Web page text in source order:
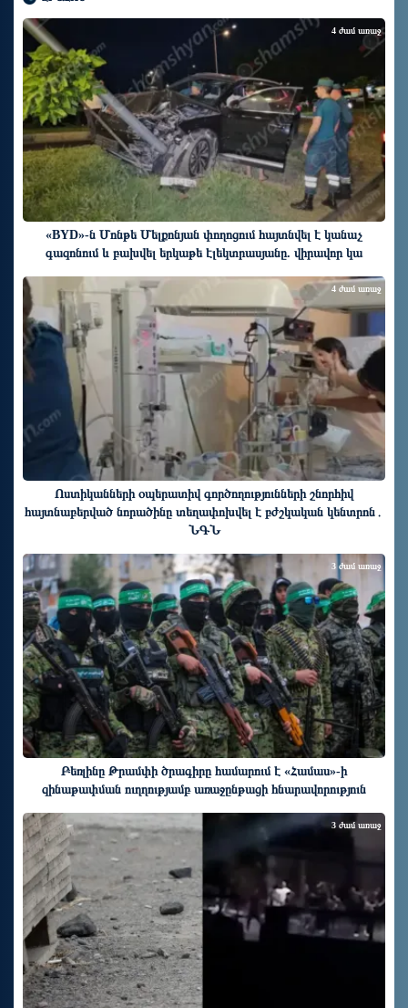
«BYD»-ն Մոնթե Մելքոնյան փողոցում հայտնվել է կանաչ
գազոնում և բախվել երկաթե էլեկտրասյանը. վիրավոր կա
4 ժամ առաջ
Ոստիկանների օպերատիվ գործողությունների շնորհիվ
հայտնաբերված նորածինը տեղափոխվել է բժշկական կենտրոն․
ՆԳՆ
4 ժամ առաջ
Բեռլինը Թրամփի ծրագիրը համարում է «Համաս»-ի
զինաթափման ուղղությամբ առաջընթացի հնարավորություն
3 ժամ առաջ
3 ժամ առաջ